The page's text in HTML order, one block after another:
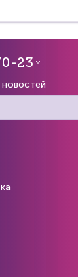
23
новостей